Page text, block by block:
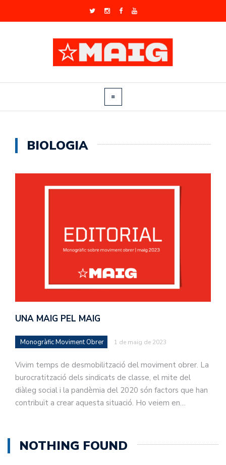
BIOLOGIA
UNA MAIG PEL MAIG
Monogràfic Moviment Obrer 1 de maig de 2023
Vivim temps de desmobilització del moviment obrer. La
burocratització dels sindicats de classe, el mite del
diàleg social i la pandèmia del 2020 són factors que han
contribuït a crear aquesta situació. Ho veiem en…
NOTHING FOUND